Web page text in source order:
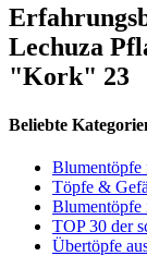
Lechuza
"Kork" 23
Beliebte
Blumentöpfe
Töpfe &
TOP 30 der
Übertöpfe